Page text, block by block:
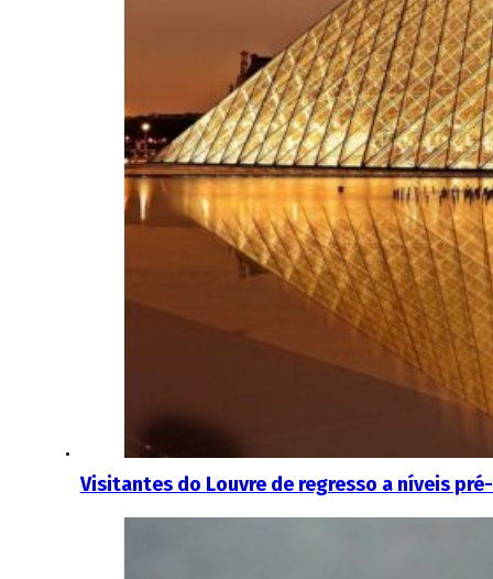
Visitantes do Louvre de regresso a níveis